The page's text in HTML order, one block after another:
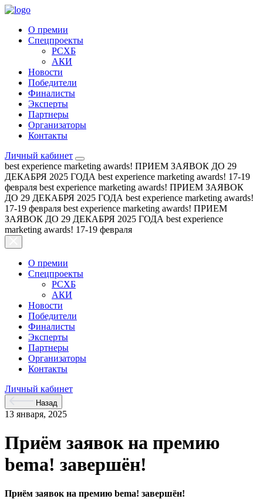
О премии
Спецпроекты
РСХБ
АКИ
Новости
Победители
Финалисты
Эксперты
Партнеры
Организаторы
Контакты
Личный кабинет
best experience marketing awards! ПРИЕМ ЗАЯВОК ДО 29
ДЕКАБРЯ 2025 ГОДА best experience marketing awards! 17-19
февраля best experience marketing awards! ПРИЕМ ЗАЯВОК
ДО 29 ДЕКАБРЯ 2025 ГОДА best experience marketing awards!
17-19 февраля best experience marketing awards! ПРИЕМ
ЗАЯВОК ДО 29 ДЕКАБРЯ 2025 ГОДА best experience
marketing awards! 17-19 февраля
О премии
Спецпроекты
РСХБ
АКИ
Новости
Победители
Финалисты
Эксперты
Партнеры
Организаторы
Контакты
Личный кабинет
Назад
13 января, 2025
Приём заявок на премию
bema! завершён!
Приём заявок на премию bema! завершён!